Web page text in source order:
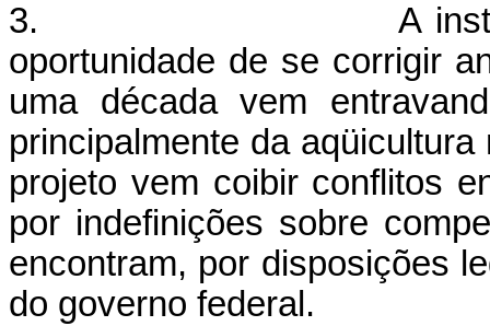
3. A instituição do
oportunidade de se corrigir
uma década vem
principalmente da
projeto vem coibir conflitos
por indefinições sobre
encontram, por disposições
do governo federal.